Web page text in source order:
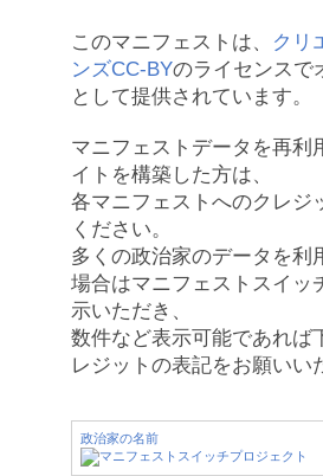
このマニフェストは、
クリ
ンズCC-BYのライセンスで
として提供されています。
マニフェストデータを再利
イトを構築した方は、
各マニフェストへのクレジ
ください。
多くの政治家のデータを利
場合はマニフェストスイッ
示いただき、
数件など表示可能であれば
レジットの表記をお願いい
政治家の名前